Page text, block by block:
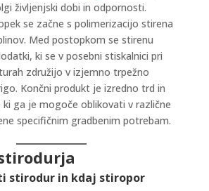
življenjski dobi in odpornosti.
se začne s polimerizacijo stirena
Med postopkom se stirenu
ki se v posebni stiskalnici pri
združijo v izjemno trpežno
Končni produkt je izredno trd in
ga je mogoče oblikovati v različne
specifičnim gradbenim potrebam.
stirodur in kdaj stiropor